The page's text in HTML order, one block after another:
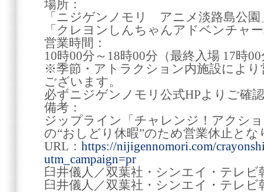
場所：
「ニジゲンノモリ アニメ淡路島公
「クレヨンしんちゃんアドベンチャ
営業時間：
10時00分～18時00分（最終入場 17時
※季節・アトラクション内施設により
ございます。
必ずニジゲンノモリ公式HPよりご確
備考：
ジップライン「チャレンジ！アクシ
の“おしどり休暇”のため営業休止とな
URL： https://nijigennomori.com/
utm_campaign=pr
臼井儀人／双葉社・シンエイ・テレビ
臼井儀人／双葉社・シンエイ・テレビ